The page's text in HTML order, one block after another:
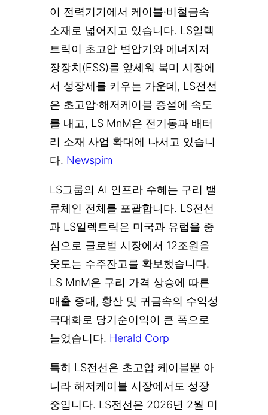
이 전력기기에서 케이블·비철금속
소재로 넓어지고 있습니다. LS일렉
트릭이 초고압 변압기와 에너지저
장장치(ESS)를 앞세워 북미 시장에
서 성장세를 키우는 가운데, LS전선
은 초고압·해저케이블 증설에 속도
를 내고, LS MnM은 전기동과 배터
리 소재 사업 확대에 나서고 있습니
다. Newspim
LS그룹의 AI 인프라 수혜는 구리 밸
류체인 전체를 포괄합니다. LS전선
과 LS일렉트릭은 미국과 유럽을 중
심으로 글로벌 시장에서 12조원을
웃도는 수주잔고를 확보했습니다.
LS MnM은 구리 가격 상승에 따른
매출 증대, 황산 및 귀금속의 수익성
극대화로 당기순이익이 큰 폭으로
늘었습니다. Herald Corp
특히 LS전선은 초고압 케이블뿐 아
니라 해저케이블 시장에서도 성장
중입니다. LS전선은 2026년 2월 미